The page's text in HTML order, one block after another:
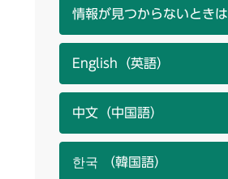
情報が見つからないときは
English（英語）
中文（中国語）
한국 （韓国語）